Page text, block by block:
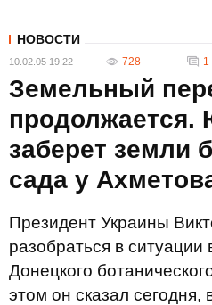
НОВОСТИ
10.02.05 19:22 728 1
Земельный
продолжается.
заберет земли
сада у
Президент Украины
разобраться в ситуации
Донецкого
этом он сказал сегодня,